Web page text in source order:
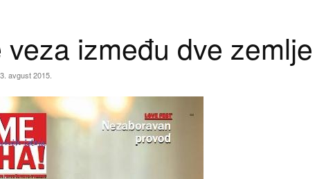
između dve zemlje
avgust 2015.